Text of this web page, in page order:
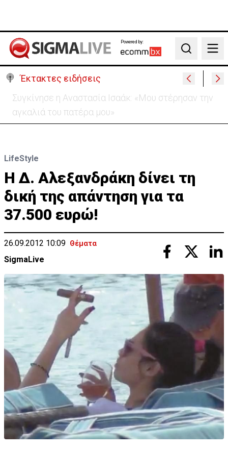
Powered by:
Search
Έκτακτες ειδήσεις
Μεγάλο πακέτο όπλων από Τουρκία προς Ουκρανία
-Κίνηση με μήνυμα προς Μόσχα;
LifeStyle
Η Δ. Αλεξανδράκη δίνει τη
δική της απάντηση για τα
37.500 ευρώ!
26.09.2012 10:09 Θέματα
SigmaLive